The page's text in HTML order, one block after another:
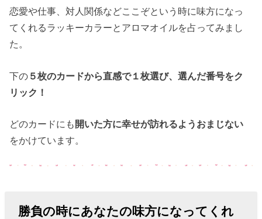
恋愛や仕事、対人関係などここぞという時に味方になっ
てくれるラッキーカラーとアロマオイルを占ってみまし
た。
下の ５枚のカードから直感で１枚選び、選んだ番号をク
リック！
どのカードにも 開いた方に幸せが訪れるようおまじない
をかけています。
勝負の時にあなたの味方になってくれ